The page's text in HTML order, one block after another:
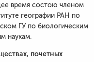
время состою членом
географии РАН по
ГУ по биологическим
наукам.
почетных